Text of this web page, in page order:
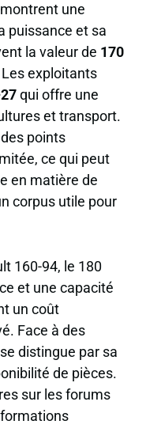
une
puissance et sa
la valeur de 170
exploitants
qui offre une
et transport.
points
ce qui peut
en matière de
corpus utile pour
160-94, le 180
et une capacité
un coût
Face à des
distingue par sa
de pièces.
sur les forums